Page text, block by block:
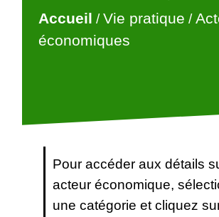
Accueil /Vie pratique /
économiques
Pour accéder aux détails
acteur économique,
une catégorie et cliquez